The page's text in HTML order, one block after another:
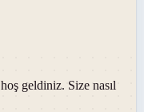
geldiniz. Size nasıl